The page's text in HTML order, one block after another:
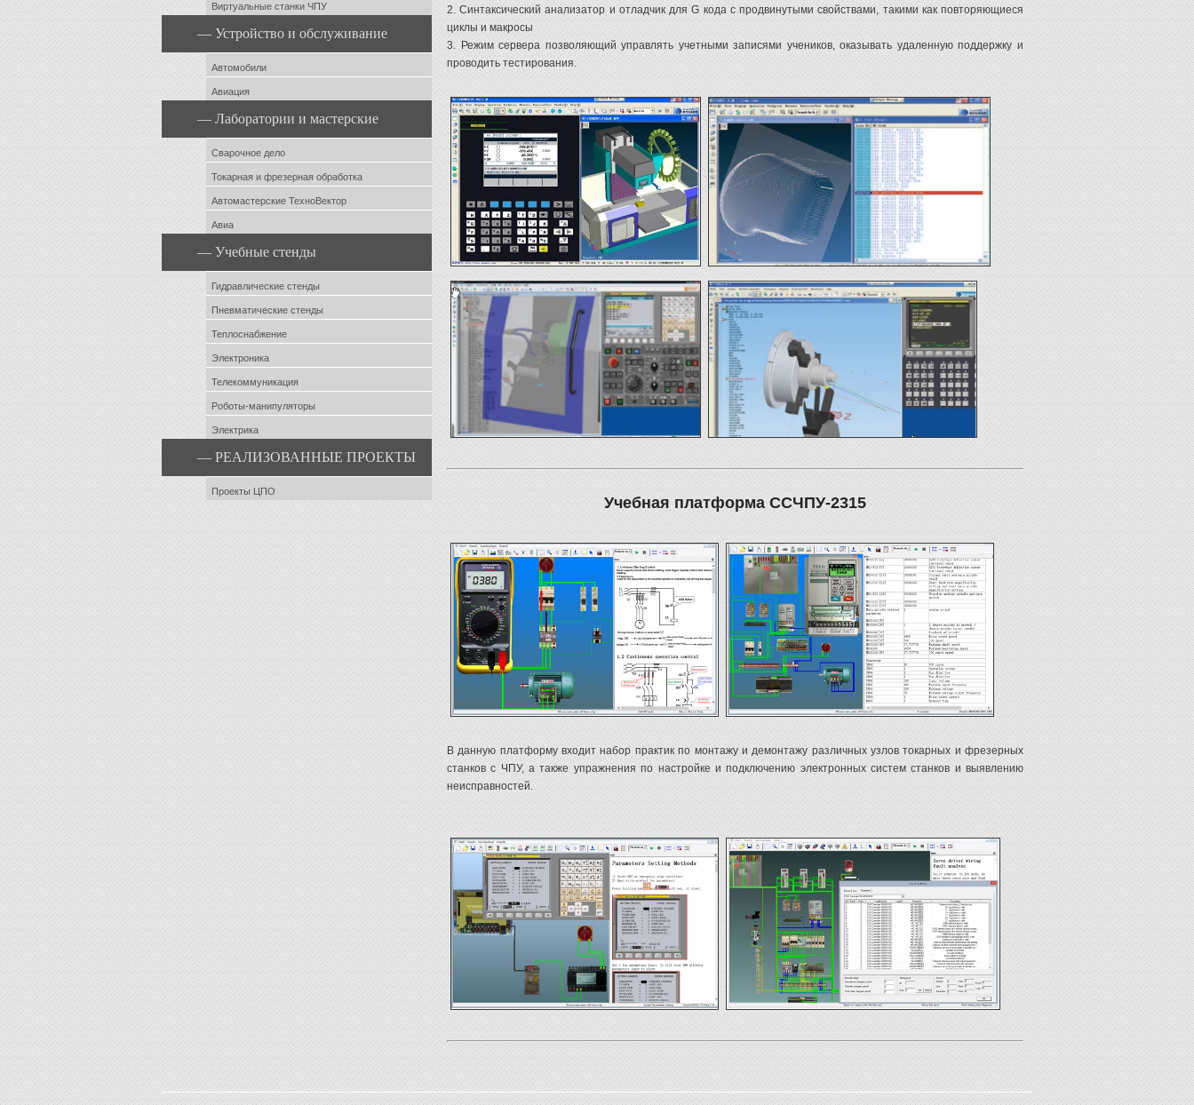
Виртуальные станки ЧПУ
— Устройство и обслуживание
Автомобили
Авиация
— Лаборатории и мастерские
Сварочное дело
Токарная и фрезерная обработка
Автомастерские ТехноВектор
Авиа
— Учебные стенды
Гидравлические стенды
Пневматические стенды
Теплоснабжение
Электроника
Телекоммуникация
Роботы-манипуляторы
Электрика
— РЕАЛИЗОВАННЫЕ ПРОЕКТЫ
Проекты ЦПО
2. Синтаксический анализатор и отладчик для G кода с продвинутыми свойствами, такими как повторяющиеся
циклы и макросы
3. Режим сервера позволяющий управлять учетными записями учеников, оказывать удаленную поддержку и
проводить тестирования.
Учебная платформа ССЧПУ-2315
В данную платформу входит набор практик по монтажу и демонтажу различных узлов токарных и фрезерных
станков с ЧПУ, а также упражнения по настройке и подключению электронных систем станков и выявлению
неисправностей.